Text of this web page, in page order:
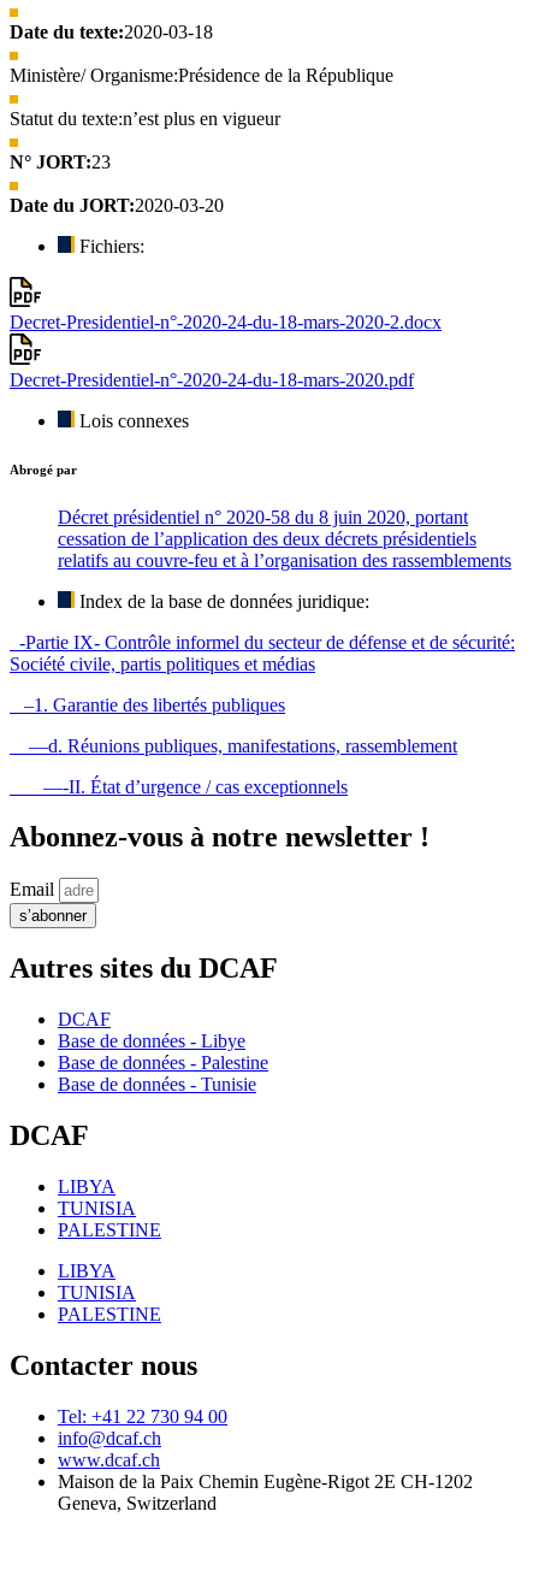
Date du texte:2020-03-18
Ministère/ Organisme:Présidence de la République
Statut du texte:n’est plus en vigueur
N° JORT:23
Date du JORT:2020-03-20
Fichiers:
Decret-Presidentiel-n°-2020-24-du-18-mars-2020-2.docx
Decret-Presidentiel-n°-2020-24-du-18-mars-2020.pdf
Lois connexes
Abrogé par
Décret présidentiel n° 2020-58 du 8 juin 2020, portant
cessation de l’application des deux décrets présidentiels
relatifs au couvre-feu et à l’organisation des rassemblements
Index de la base de données juridique:
-Partie IX- Contrôle informel du secteur de défense et de sécurité:
Société civile, partis politiques et médias
–1. Garantie des libertés publiques
—d. Réunions publiques, manifestations, rassemblement
—-II. État d’urgence / cas exceptionnels
Abonnez-vous à notre newsletter !
Email
s’abonner
Autres sites du DCAF
DCAF
Base de données - Libye
Base de données - Palestine
Base de données - Tunisie
DCAF
LIBYA
TUNISIA
PALESTINE
LIBYA
TUNISIA
PALESTINE
Contacter nous
Tel: +41 22 730 94 00
info@dcaf.ch
www.dcaf.ch
Maison de la Paix Chemin Eugène-Rigot 2E CH-1202
Geneva, Switzerland